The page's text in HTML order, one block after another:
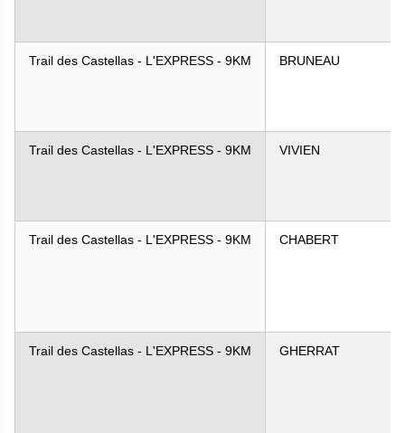
Trail des Castellas - L'EXPRESS - 9KM BRUNEAU
Trail des Castellas - L'EXPRESS - 9KM VIVIEN
Trail des Castellas - L'EXPRESS - 9KM CHABERT
Trail des Castellas - L'EXPRESS - 9KM GHERRAT